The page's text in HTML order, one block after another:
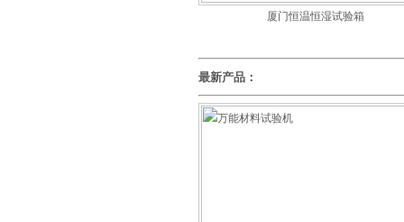
厦门恒温恒湿试验箱
最新产品：